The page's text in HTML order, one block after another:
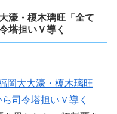
濠・榎木璃旺「全て
塔担いＶ導く
岡大大濠・榎木璃旺
司令塔担いＶ導く